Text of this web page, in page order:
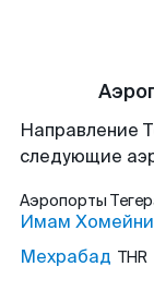
Направление
следующие
Аэропорты
Имам Хомейни
Мехрабад THR